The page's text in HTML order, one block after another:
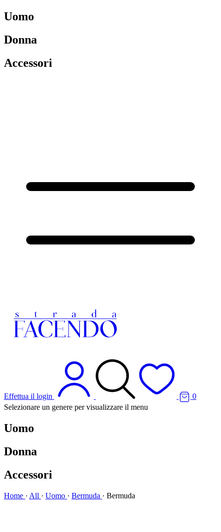
Uomo
Donna
Accessori
Effettua il login
0
Selezionare un genere per visualizzare il menu
Uomo
Donna
Accessori
Home · All · Uomo · Bermuda · Bermuda